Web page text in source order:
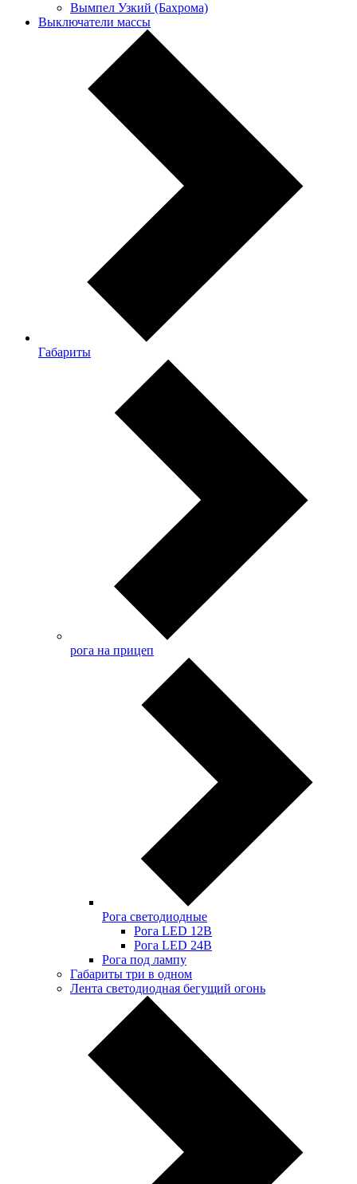
Вымпел Узкий (Бахрома)
Выключатели массы
Габариты
рога на прицеп
Рога светодиодные
Рога LED 12В
Рога LED 24В
Рога под лампу
Габариты три в одном
Лента светодиодная бегущий огонь